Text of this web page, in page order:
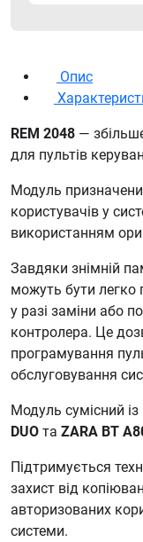
Опис
REM 2048 —
для пультів
Модуль
користувачів у
використанням
Завдяки знімній
можуть бути легко
у разі заміни або
контролера. Це
програмування
обслуговування
Модуль сумісний
DUO та ZARA BT
Підтримується
захист від
авторизованих
системи.